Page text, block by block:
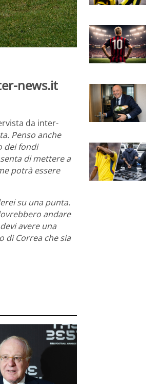
news.it
da inter-
Penso anche
dei fondi
di mettere a
potrà essere
su una punta.
andare
avere una
di Correa che sia